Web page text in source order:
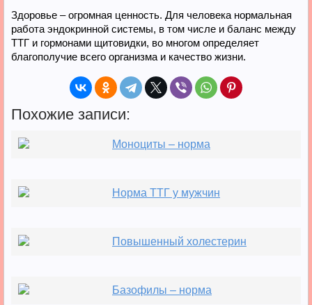
Здоровье – огромная ценность. Для человека нормальная
работа эндокринной системы, в том числе и баланс между
ТТГ и гормонами щитовидки, во многом определяет
благополучие всего организма и качество жизни.
Похожие записи:
Моноциты – норма
Норма ТТГ у мужчин
Повышенный холестерин
Базофилы – норма